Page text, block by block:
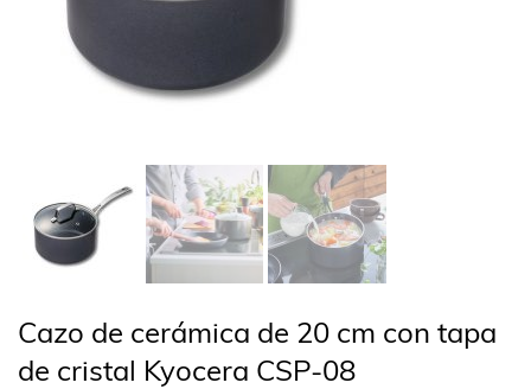
Cazo de cerámica de 20 cm con tapa
de cristal Kyocera CSP-08